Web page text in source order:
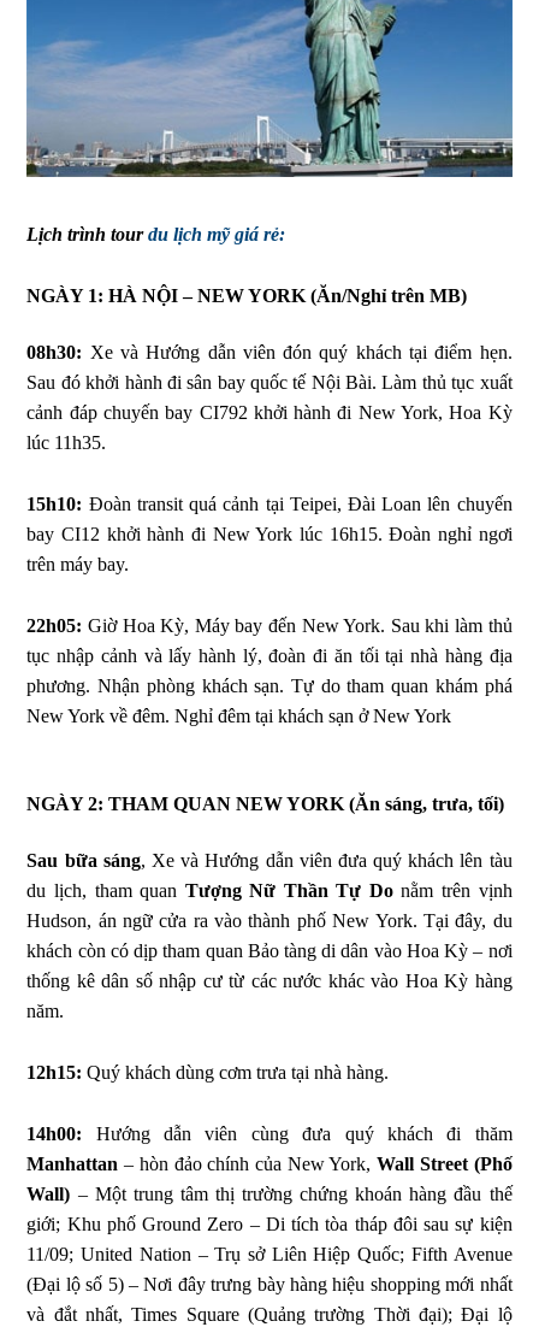
Lịch trình tourdu lịch mỹ giá rẻ:
NGÀY 1: HÀ NỘI – NEW YORK(Ăn/Nghỉ trên MB)
08h30: Xe và Hướng dẫn viên đón quý khách tại điểm hẹn.
Sau đó khởi hành đi sân bay quốc tế Nội Bài. Làm thủ tục xuất
cảnh đáp chuyến bay CI792 khởi hành đi New York, Hoa Kỳ
lúc 11h35.
15h10: Đoàn transit quá cảnh tại Teipei, Đài Loan lên chuyến
bay CI12 khởi hành đi New York lúc 16h15. Đoàn nghỉ ngơi
trên máy bay.
22h05: Giờ Hoa Kỳ, Máy bay đến New York. Sau khi làm thủ
tục nhập cảnh và lấy hành lý, đoàn đi ăn tối tại nhà hàng địa
phương. Nhận phòng khách sạn. Tự do tham quan khám phá
New York về đêm. Nghỉ đêm tại khách sạn ở New York
NGÀY 2: THAM QUAN NEW YORK(Ăn sáng, trưa, tối)
Sau bữa sáng, Xe và Hướng dẫn viên đưa quý khách lên tàu
du lịch, tham quan Tượng Nữ Thần Tự Donằm trên vịnh
Hudson, án ngữ cửa ra vào thành phố New York. Tại đây, du
khách còn có dịp tham quan Bảo tàng di dân vào Hoa Kỳ – nơi
thống kê dân số nhập cư từ các nước khác vào Hoa Kỳ hàng
năm.
12h15:Quý khách dùng cơm trưa tại nhà hàng.
14h00: Hướng dẫn viên cùng đưa quý khách đi thăm
Manhattan – hòn đảo chính của New York,Wall Street (Phố
Wall) – Một trung tâm thị trường chứng khoán hàng đầu thế
giới; Khu phố Ground Zero – Di tích tòa tháp đôi sau sự kiện
11/09; United Nation – Trụ sở Liên Hiệp Quốc; Fifth Avenue
(Đại lộ số 5) – Nơi đây trưng bày hàng hiệu shopping mới nhất
và đắt nhất, Times Square (Quảng trường Thời đại); Đại lộ